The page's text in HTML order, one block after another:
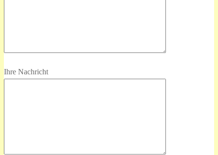
Ihre Nachricht